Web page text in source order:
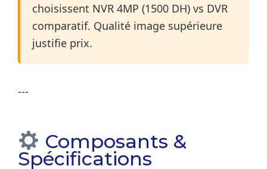
choisissent NVR 4MP (1500 DH) vs DVR
comparatif. Qualité image supérieure
justifie prix.
---
Composants &
Spécifications